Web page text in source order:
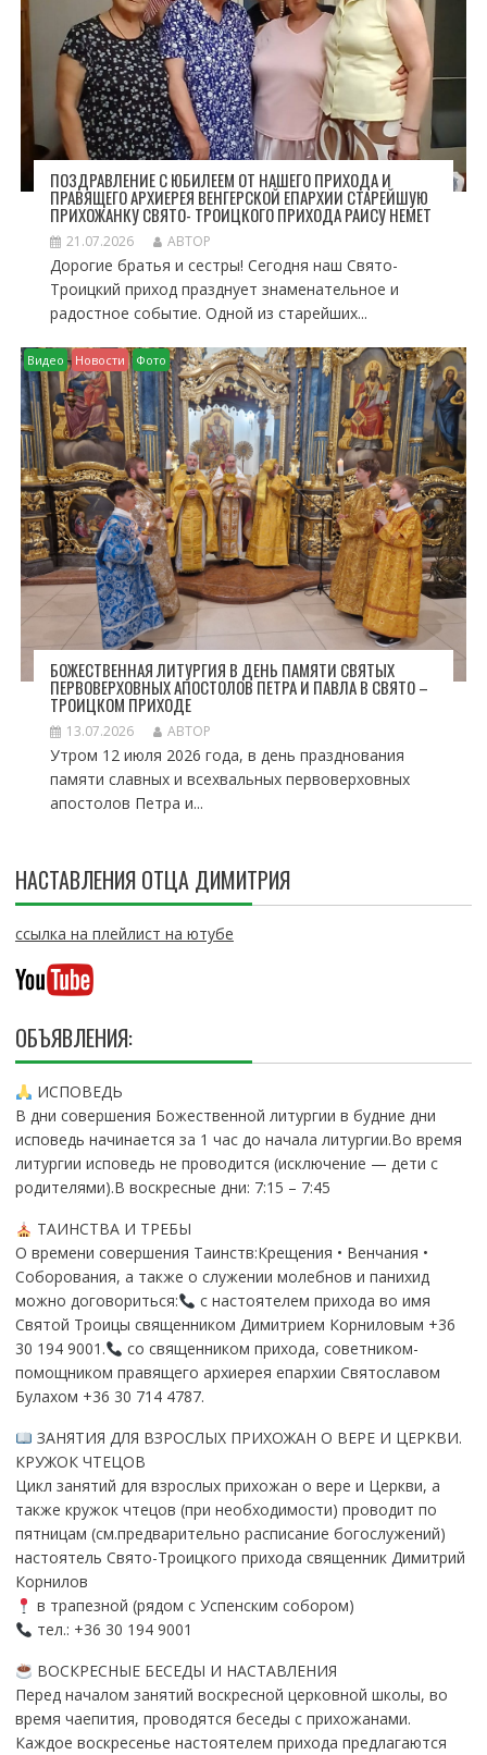
ПОЗДРАВЛЕНИЕ С ЮБИЛЕЕМ ОТ НАШЕГО ПРИХОДА И
ПРАВЯЩЕГО АРХИЕРЕЯ ВЕНГЕРСКОЙ ЕПАРХИИ СТАРЕЙШУЮ
ПРИХОЖАНКУ СВЯТО- ТРОИЦКОГО ПРИХОДА РАИСУ НЕМЕТ
21.07.2026 АВТОР
Дорогие братья и сестры! Сегодня наш Свято-
Троицкий приход празднует знаменательное и
радостное событие. Одной из старейших...
Видео Новости Фото
БОЖЕСТВЕННАЯ ЛИТУРГИЯ В ДЕНЬ ПАМЯТИ СВЯТЫХ
ПЕРВОВЕРХОВНЫХ АПОСТОЛОВ ПЕТРА И ПАВЛА В СВЯТО –
ТРОИЦКОМ ПРИХОДЕ
13.07.2026 АВТОР
Утром 12 июля 2026 года, в день празднования
памяти славных и всехвальных первоверховных
апостолов Петра и...
НАСТАВЛЕНИЯ ОТЦА ДИМИТРИЯ
ссылка на плейлист на ютубе
ОБЪЯВЛЕНИЯ:
ИСПОВЕДЬ
В дни совершения Божественной литургии в будние дни
исповедь начинается за 1 час до начала литургии.Во время
литургии исповедь не проводится (исключение — дети с
родителями).В воскресные дни: 7:15 – 7:45
ТАИНСТВА И ТРЕБЫ
О времени совершения Таинств:Крещения • Венчания •
Соборования, а также о служении молебнов и панихид
можно договориться:
с настоятелем прихода во имя
Святой Троицы священником Димитрием Корниловым +36
30 194 9001.
со священником прихода, советником-
помощником правящего архиерея епархии Святославом
Булахом +36 30 714 4787.
ЗАНЯТИЯ ДЛЯ ВЗРОСЛЫХ ПРИХОЖАН О ВЕРЕ И ЦЕРКВИ.
КРУЖОК ЧТЕЦОВ
Цикл занятий для взрослых прихожан о вере и Церкви, а
также кружок чтецов (при необходимости) проводит по
пятницам (см.предварительно расписание богослужений)
настоятель Свято-Троицкого прихода священник Димитрий
Корнилов
в трапезной (рядом с Успенским собором)
тел.: +36 30 194 9001
ВОСКРЕСНЫЕ БЕСЕДЫ И НАСТАВЛЕНИЯ
Перед началом занятий воскресной церковной школы, во
время чаепития, проводятся беседы с прихожанами.
Каждое воскресенье настоятелем прихода предлагаются